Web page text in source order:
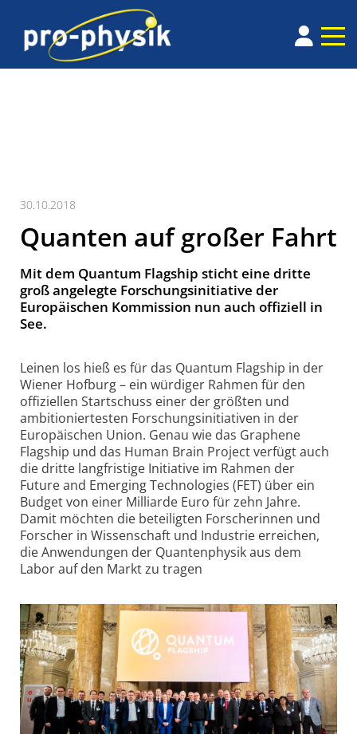
30.10.2018
Quanten auf großer Fahrt
Mit dem Quantum Flagship sticht eine dritte
groß angelegte Forschungsinitiative der
Europäischen Kommission nun auch offiziell in
See.
Leinen los hieß es für das Quantum Flagship in der
Wiener Hofburg – ein würdiger Rahmen für den
offiziellen Startschuss einer der größten und
ambitioniertesten Forschungsinitiativen in der
Europäischen Union. Genau wie das Graphene
Flagship und das Human Brain Project verfügt auch
die dritte langfristige Initiative im Rahmen der
Future and Emerging Technologies (FET) über ein
Budget von einer Milliarde Euro für zehn Jahre.
Damit möchten die beteiligten Forscherinnen und
Forscher in Wissenschaft und Industrie erreichen,
die Anwendungen der Quantenphysik aus dem
Labor auf den Markt zu tragen